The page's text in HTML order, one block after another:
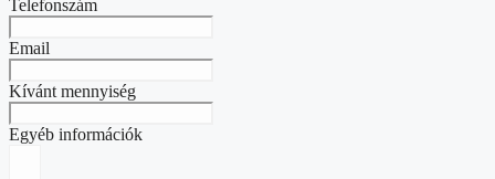
Telefonszám
Email
Kívánt mennyiség
Egyéb információk